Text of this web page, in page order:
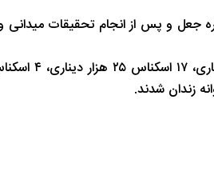
پی وقوع یک فقره جعل و پس از انجام تحقیقات